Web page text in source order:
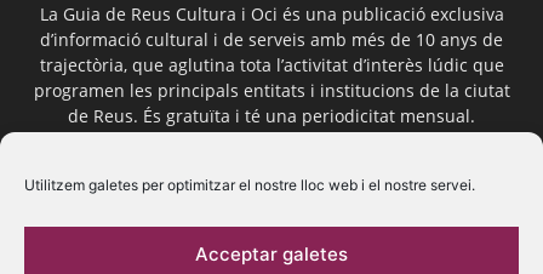
Utilitzem galetes per optimitzar el nostre lloc web i el nostre servei.
Acceptar galetes
La Guia de Reus Cultura i Oci és una publicació exclusiva
d’informació cultural i de serveis amb més de 10 anys de
trajectòria, que aglutina tota l’activitat d’interès lúdic que
programen les principals entitats i institucions de la ciutat
de Reus. És gratuïta i té una periodicitat mensual.
Segueix-nos